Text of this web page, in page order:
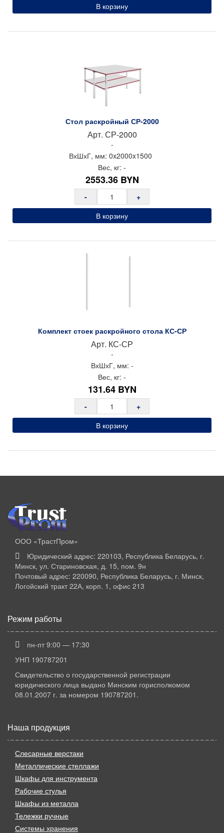
В корзину
Стол раскройный СР-2000
Арт. СР-2000
-
ВхШхГ, мм: 0x2000x1500
Вес, кг: -
2553.36 BYN
-
+
В корзину
Комплект стоек раскройного стола КС-СР
Арт. КС-СР
-
ВхШхГ, мм: -
Вес, кг: -
131.64 BYN
-
+
В корзину
ООО «ТрастПром»
Юридический адрес: 220103, Республика Беларусь, г.
Минск, ул. Стариновская, д. 15, пом. 9н
Почтовый адрес: 220090, Республика Беларусь, г. Минск,
Логойский тракт 22А, корп. 1, офис 213
Режим работы
пн-пт 9:00 — 17:30
УНП 190787201
Свидетельство о государственной регистрации
юридического лица выдано Минским горисполкомом
08.01.2007 г. за номером 190787201.
Наша продукция
Слесарные верстаки
Металлические стеллажи
Шкафы для инструмента
Рабочие стулья
Шкафы из металла
Тележки ручные
Системы хранения